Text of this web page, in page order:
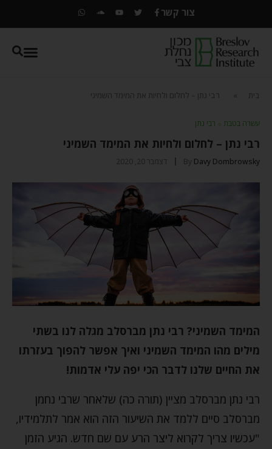
צור קשר
בית רבי נתן – לחלום ולחיות את המימד השמיני
עשרה בטבת ⬦ רבי נתן
רבי נתן – לחלום ולחיות את המימד השמיני
By Davy Dombrowsky דצמבר 20, 2020
המימד השמיני? רבי נתן מברסלב מגלה לנו בשתי
מילים מהו המימד השמיני ואיך אפשר להפוך בעזרתו
את החיים שלנו לדבר הכי יפה עלי אדמות!
רבי נתן מברסלב מציין (תורה כה) שלאחר שרבי נחמן
מברסלב סיים ללמד את השיעור הזה הוא אמר לתלמידיו,
"עכשיו צריך לקרוא ליצר הרע עם שם חדש. הגיע הזמן